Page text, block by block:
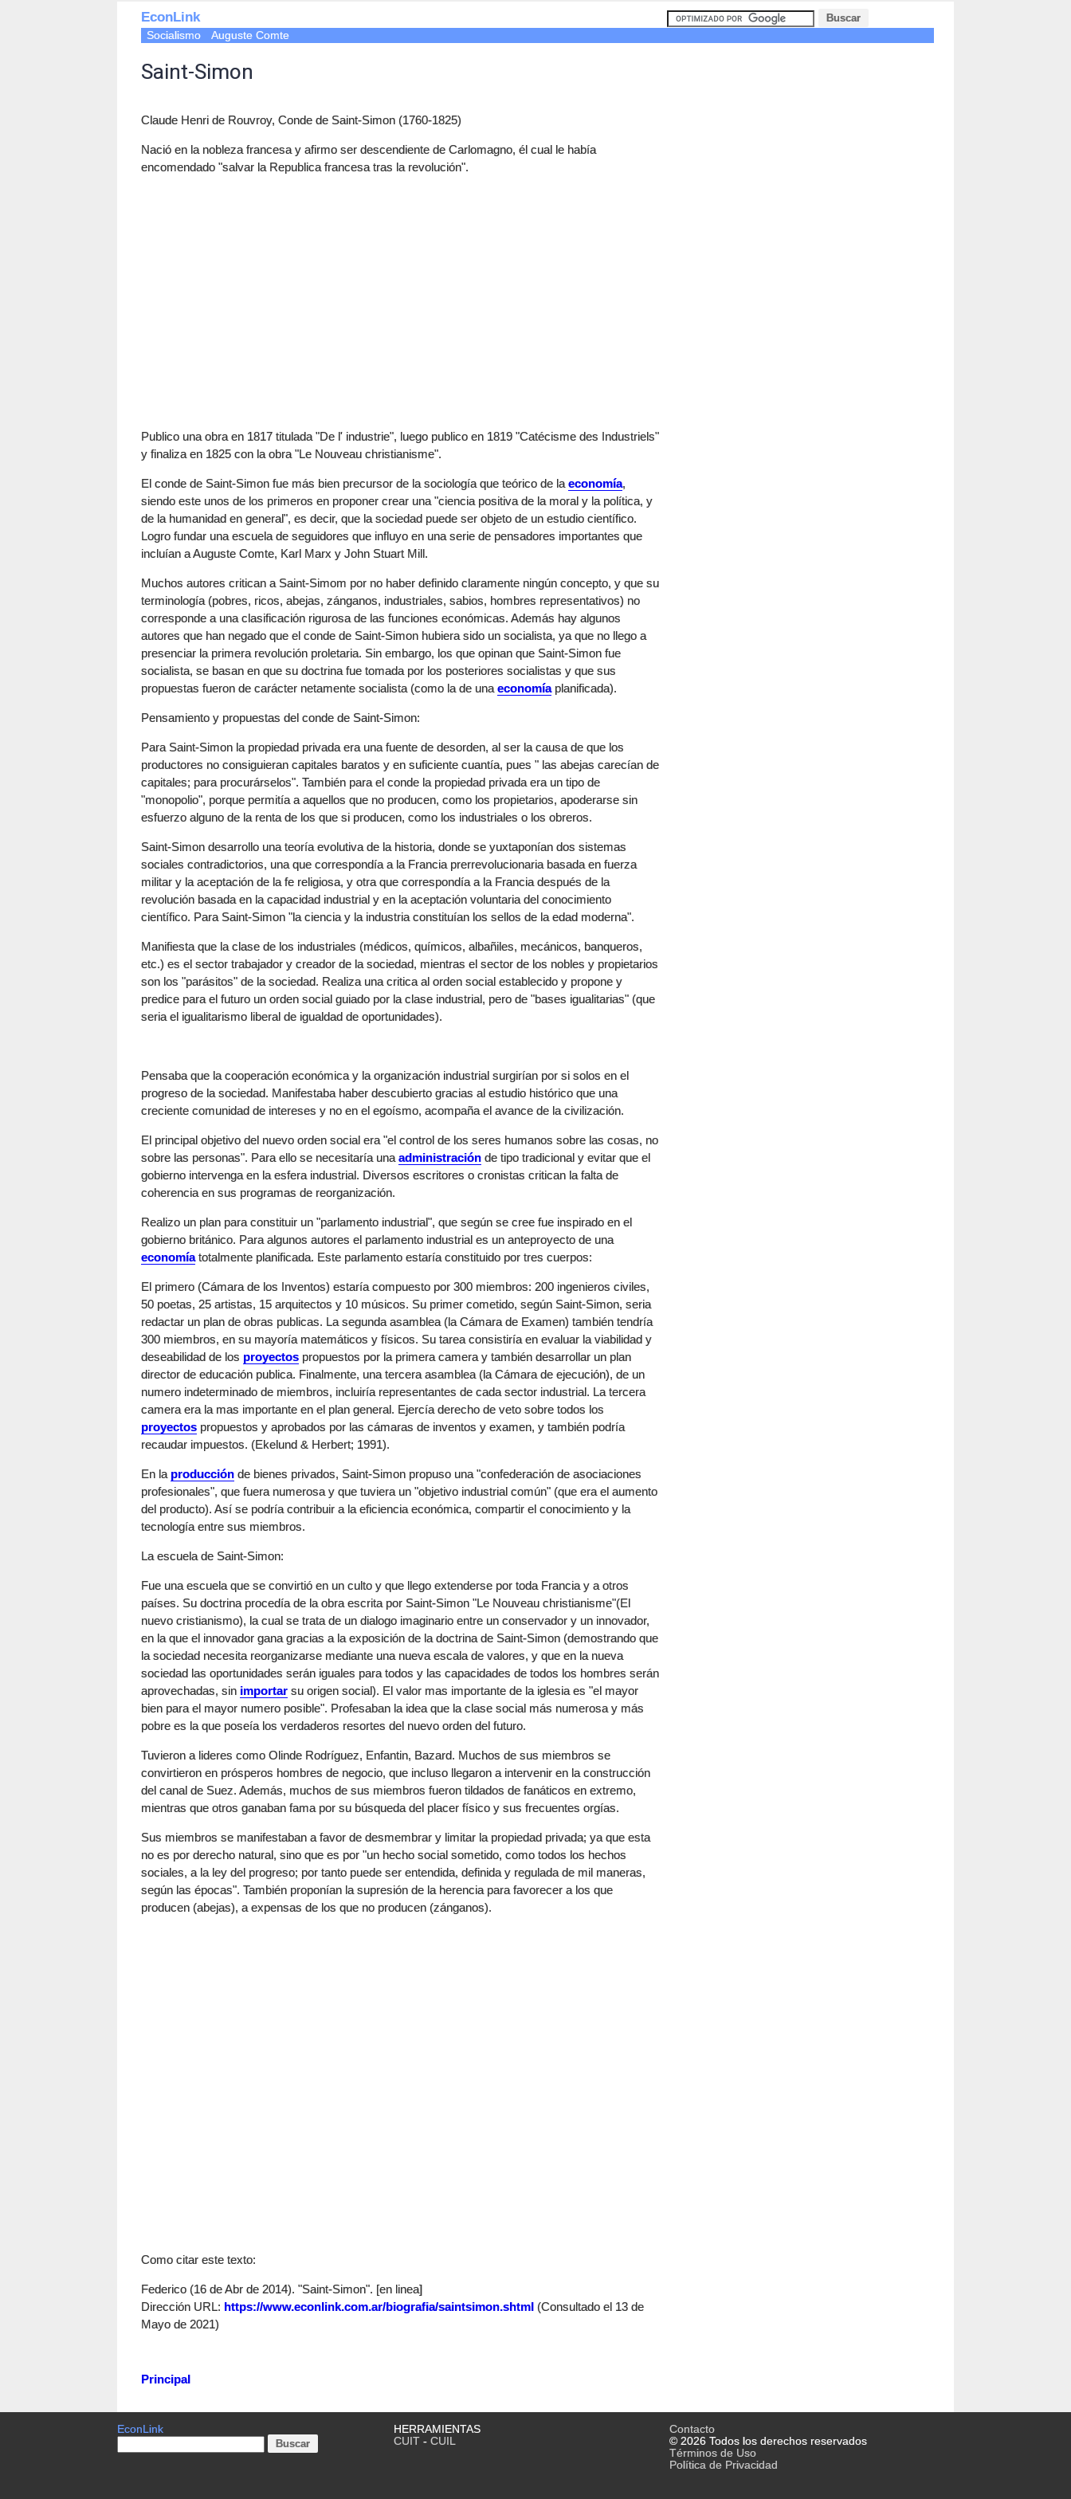
EconLink
Socialismo Auguste Comte
Saint-Simon
Claude Henri de Rouvroy, Conde de Saint-Simon (1760-1825)
Nació en la nobleza francesa y afirmo ser descendiente de Carlomagno, él cual le había
encomendado "salvar la Republica francesa tras la revolución".
Publico una obra en 1817 titulada "De l' industrie", luego publico en 1819 "Catécisme des Industriels"
y finaliza en 1825 con la obra "Le Nouveau christianisme".
El conde de Saint-Simon fue más bien precursor de la sociología que teórico de la economía,
siendo este unos de los primeros en proponer crear una "ciencia positiva de la moral y la política, y
de la humanidad en general", es decir, que la sociedad puede ser objeto de un estudio científico.
Logro fundar una escuela de seguidores que influyo en una serie de pensadores importantes que
incluían a Auguste Comte, Karl Marx y John Stuart Mill.
Muchos autores critican a Saint-Simom por no haber definido claramente ningún concepto, y que su
terminología (pobres, ricos, abejas, zánganos, industriales, sabios, hombres representativos) no
corresponde a una clasificación rigurosa de las funciones económicas. Además hay algunos
autores que han negado que el conde de Saint-Simon hubiera sido un socialista, ya que no llego a
presenciar la primera revolución proletaria. Sin embargo, los que opinan que Saint-Simon fue
socialista, se basan en que su doctrina fue tomada por los posteriores socialistas y que sus
propuestas fueron de carácter netamente socialista (como la de una economíaplanificada).
Pensamiento y propuestas del conde de Saint-Simon:
Para Saint-Simon la propiedad privada era una fuente de desorden, al ser la causa de que los
productores no consiguieran capitales baratos y en suficiente cuantía, pues " las abejas carecían de
capitales; para procurárselos". También para el conde la propiedad privada era un tipo de
"monopolio", porque permitía a aquellos que no producen, como los propietarios, apoderarse sin
esfuerzo alguno de la renta de los que si producen, como los industriales o los obreros.
Saint-Simon desarrollo una teoría evolutiva de la historia, donde se yuxtaponían dos sistemas
sociales contradictorios, una que correspondía a la Francia prerrevolucionaria basada en fuerza
militar y la aceptación de la fe religiosa, y otra que correspondía a la Francia después de la
revolución basada en la capacidad industrial y en la aceptación voluntaria del conocimiento
científico. Para Saint-Simon "la ciencia y la industria constituían los sellos de la edad moderna".
Manifiesta que la clase de los industriales (médicos, químicos, albañiles, mecánicos, banqueros,
etc.) es el sector trabajador y creador de la sociedad, mientras el sector de los nobles y propietarios
son los "parásitos" de la sociedad. Realiza una critica al orden social establecido y propone y
predice para el futuro un orden social guiado por la clase industrial, pero de "bases igualitarias" (que
seria el igualitarismo liberal de igualdad de oportunidades).
Pensaba que la cooperación económica y la organización industrial surgirían por si solos en el
progreso de la sociedad. Manifestaba haber descubierto gracias al estudio histórico que una
creciente comunidad de intereses y no en el egoísmo, acompaña el avance de la civilización.
El principal objetivo del nuevo orden social era "el control de los seres humanos sobre las cosas, no
sobre las personas". Para ello se necesitaría una administración de tipo tradicional y evitar que el
gobierno intervenga en la esfera industrial. Diversos escritores o cronistas critican la falta de
coherencia en sus programas de reorganización.
Realizo un plan para constituir un "parlamento industrial", que según se cree fue inspirado en el
gobierno británico. Para algunos autores el parlamento industrial es un anteproyecto de una
economíatotalmente planificada. Este parlamento estaría constituido por tres cuerpos:
El primero (Cámara de los Inventos) estaría compuesto por 300 miembros: 200 ingenieros civiles,
50 poetas, 25 artistas, 15 arquitectos y 10 músicos. Su primer cometido, según Saint-Simon, seria
redactar un plan de obras publicas. La segunda asamblea (la Cámara de Examen) también tendría
300 miembros, en su mayoría matemáticos y físicos. Su tarea consistiría en evaluar la viabilidad y
deseabilidad de los proyectos propuestos por la primera camera y también desarrollar un plan
director de educación publica. Finalmente, una tercera asamblea (la Cámara de ejecución), de un
numero indeterminado de miembros, incluiría representantes de cada sector industrial. La tercera
camera era la mas importante en el plan general. Ejercía derecho de veto sobre todos los
proyectos propuestos y aprobados por las cámaras de inventos y examen, y también podría
recaudar impuestos. (Ekelund & Herbert; 1991).
En la producción de bienes privados, Saint-Simon propuso una "confederación de asociaciones
profesionales", que fuera numerosa y que tuviera un "objetivo industrial común" (que era el aumento
del producto). Así se podría contribuir a la eficiencia económica, compartir el conocimiento y la
tecnología entre sus miembros.
La escuela de Saint-Simon:
Fue una escuela que se convirtió en un culto y que llego extenderse por toda Francia y a otros
países. Su doctrina procedía de la obra escrita por Saint-Simon "Le Nouveau christianisme"(El
nuevo cristianismo), la cual se trata de un dialogo imaginario entre un conservador y un innovador,
en la que el innovador gana gracias a la exposición de la doctrina de Saint-Simon (demostrando que
la sociedad necesita reorganizarse mediante una nueva escala de valores, y que en la nueva
sociedad las oportunidades serán iguales para todos y las capacidades de todos los hombres serán
aprovechadas, sin importar su origen social). El valor mas importante de la iglesia es "el mayor
bien para el mayor numero posible". Profesaban la idea que la clase social más numerosa y más
pobre es la que poseía los verdaderos resortes del nuevo orden del futuro.
Tuvieron a lideres como Olinde Rodríguez, Enfantin, Bazard. Muchos de sus miembros se
convirtieron en prósperos hombres de negocio, que incluso llegaron a intervenir en la construcción
del canal de Suez. Además, muchos de sus miembros fueron tildados de fanáticos en extremo,
mientras que otros ganaban fama por su búsqueda del placer físico y sus frecuentes orgías.
Sus miembros se manifestaban a favor de desmembrar y limitar la propiedad privada; ya que esta
no es por derecho natural, sino que es por "un hecho social sometido, como todos los hechos
sociales, a la ley del progreso; por tanto puede ser entendida, definida y regulada de mil maneras,
según las épocas". También proponían la supresión de la herencia para favorecer a los que
producen (abejas), a expensas de los que no producen (zánganos).
Como citar este texto:
Federico (16 de Abr de 2014). "Saint-Simon". [en linea]
Dirección URL: https://www.econlink.com.ar/biografia/saintsimon.shtml (Consultado el 13 de
Mayo de 2021)
Principal
EconLink
HERRAMIENTAS
CUIT- CUIL
Contacto
© 2026 Todos los derechos reservados
Términos de Uso
Política de Privacidad